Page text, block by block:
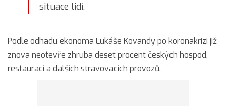
situace lidí.
Podle odhadu ekonoma Lukáše Kovandy po koronakrizi již
znova neotevře zhruba deset procent českých hospod,
restaurací a dalších stravovacích provozů.